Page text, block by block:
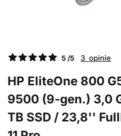
5 /5 3 opinie
HP EliteOne 800
9500 (9-gen.) 3,0
TB SSD / 23,8''